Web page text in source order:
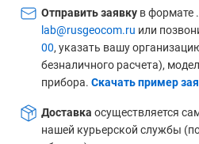
Отправить заявку в формате
lab@rusgeocom.ru или
00, указать вашу
безналичного расчета),
прибора. Скачать пример
Доставка осуществляется
нашей курьерской службы